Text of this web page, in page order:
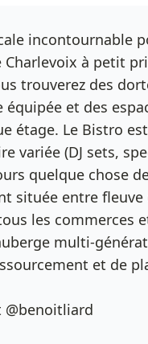
incontournable
à petit
trouverez des
et des
étage. Le Bistro
variée (DJ sets,
quelque chose
située entre fleuve
les commerces
multi-
et de